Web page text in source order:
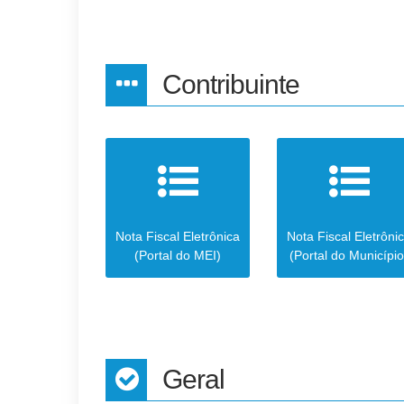
Contribuinte
Nota Fiscal Eletrônica
(Portal do MEI)
Nota Fiscal
(Portal do
Geral